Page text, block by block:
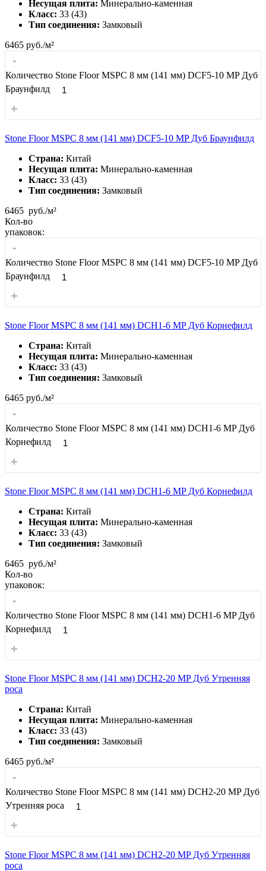
Несущая плита: Минерально-каменная
Класс: 33 (43)
Тип соединения: Замковый
6465 руб./м²
-
Количество Stone Floor MSPC 8 мм (141 мм) DCF5-10 MP Дуб
Браунфилд
+
Stone Floor MSPC 8 мм (141 мм) DCF5-10 MP Дуб Браунфилд
Страна: Китай
Несущая плита: Минерально-каменная
Класс: 33 (43)
Тип соединения: Замковый
6465 руб./м²
Кол-во
упаковок:
-
Количество Stone Floor MSPC 8 мм (141 мм) DCF5-10 MP Дуб
Браунфилд
+
Stone Floor MSPC 8 мм (141 мм) DCH1-6 MP Дуб Корнефилд
Страна: Китай
Несущая плита: Минерально-каменная
Класс: 33 (43)
Тип соединения: Замковый
6465 руб./м²
-
Количество Stone Floor MSPC 8 мм (141 мм) DCH1-6 MP Дуб
Корнефилд
+
Stone Floor MSPC 8 мм (141 мм) DCH1-6 MP Дуб Корнефилд
Страна: Китай
Несущая плита: Минерально-каменная
Класс: 33 (43)
Тип соединения: Замковый
6465 руб./м²
Кол-во
упаковок:
-
Количество Stone Floor MSPC 8 мм (141 мм) DCH1-6 MP Дуб
Корнефилд
+
Stone Floor MSPC 8 мм (141 мм) DCH2-20 MP Дуб Утренняя
роса
Страна: Китай
Несущая плита: Минерально-каменная
Класс: 33 (43)
Тип соединения: Замковый
6465 руб./м²
-
Количество Stone Floor MSPC 8 мм (141 мм) DCH2-20 MP Дуб
Утренняя роса
+
Stone Floor MSPC 8 мм (141 мм) DCH2-20 MP Дуб Утренняя
роса